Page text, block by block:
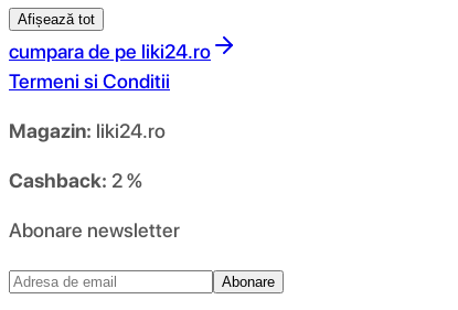
Afișează tot
cumpara de pe liki24.ro
Termeni si Conditii
Magazin: liki24.ro
Cashback: 2 %
Abonare newsletter
Abonare